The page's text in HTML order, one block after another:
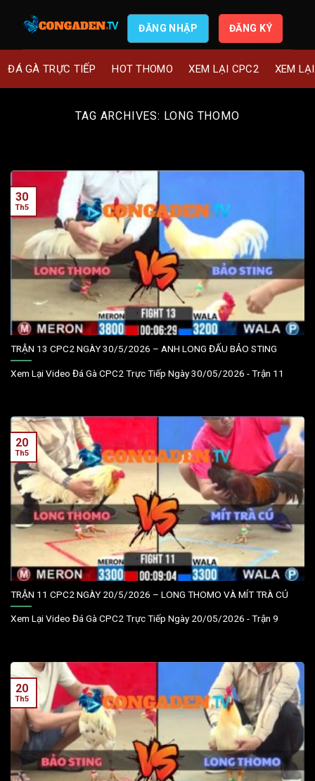
ĐĂNG NHẬP ĐĂNG KÝ
ĐÁ GÀ TRỰC TIẾP HOT THOMO XEM LẠI CPC2 XEM
TAG ARCHIVES: LONG THOMO
TRẬN 13 CPC2 NGÀY 30/5/2026 – ANH LONG ĐẤU BẢO STING
Xem Lại Video Đá Gà CPC2 Trực Tiếp Ngày 30/05/2026 - Trận 11
30
Th5
TRẬN 11 CPC2 NGÀY 20/5/2026 – LONG THOMO VÀ MÍT TRÀ CÚ
Xem Lại Video Đá Gà CPC2 Trực Tiếp Ngày 20/05/2026 - Trận 9
20
Th5
20
Th5